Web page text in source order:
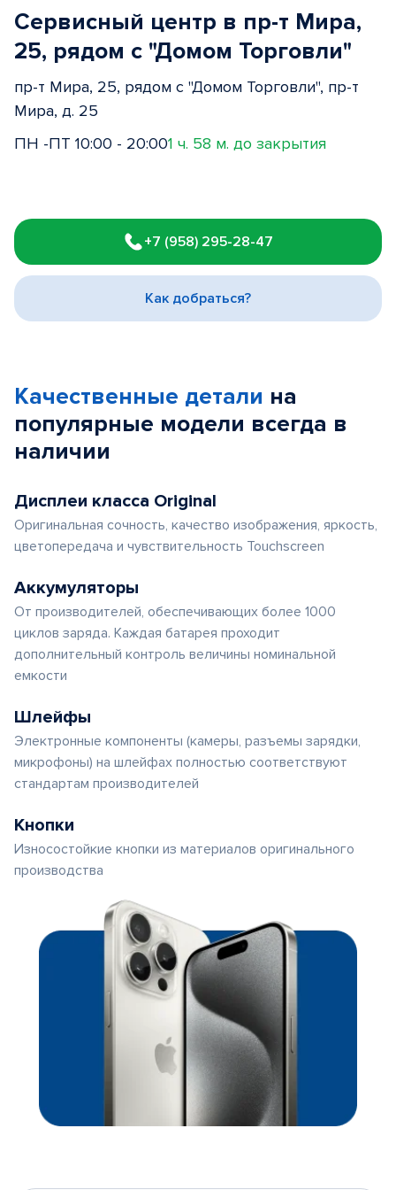
Сервисный центр в пр-т Мира,
25, рядом с "Домом Торговли"
пр-т Мира, 25, рядом с "Домом Торговли", пр-т
Мира, д. 25
ПН -ПТ 10:00 - 20:001 ч. 58 м. до закрытия
1
of
3
+7 (958) 295-28-47
Как добраться?
Качественные детали на
популярные модели всегда в
наличии
Дисплеи класса Original
Оригинальная сочность, качество изображения, яркость,
цветопередача и чувствительность Touchscreen
Аккумуляторы
От производителей, обеспечивающих более 1000
циклов заряда. Каждая батарея проходит
дополнительный контроль величины номинальной
емкости
Шлейфы
Электронные компоненты (камеры, разъемы зарядки,
микрофоны) на шлейфах полностью соответствуют
стандартам производителей
Кнопки
Износостойкие кнопки из материалов оригинального
производства